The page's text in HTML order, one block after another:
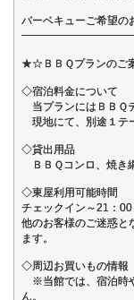
バーベキューご希望の
★☆ＢＢＱプランの
◇宿泊料金について
当プランにはＢＢＱ
現地にて、別途１テ
◇貸出用品
ＢＢＱコンロ、焼き
◇東屋利用可能時間
チェックイン～21：
他のお客様のご迷惑と
ます。
◇周辺お買いもの情報
※当館では、宿泊時
ん。